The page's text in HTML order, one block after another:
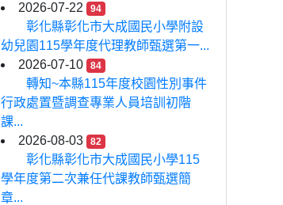
2026-07-22
94
彰化縣彰化市大成國民小學附設
幼兒園115學年度代理教師甄選第一...
2026-07-10
84
轉知~本縣115年度校園性別事件
行政處置暨調查專業人員培訓初階
課...
2026-08-03
82
彰化縣彰化市大成國民小學115
學年度第二次兼任代課教師甄選簡
章...